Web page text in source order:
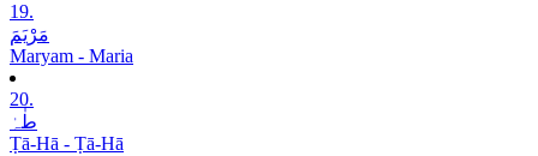
19.
مَرْیَمَ
Maryam - Maria
20.
طٰہٰ
Ṭā-Hā - Ṭā-Hā